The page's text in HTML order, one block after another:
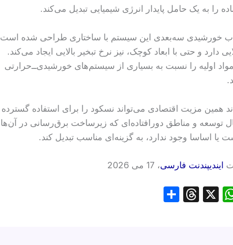
را به یک حامل پایدار انرژی شیمیایی تبدیل می‌کند.
خورشیدی سه‌بعدی این سیستم با ساختاری طراحی شده است
دارد و حتی با ابعاد کوچک، نیز نرخ تبخیر بالایی ایجاد می‌کند.
اولیه را نسبت به بسیاری از سیستم‌های خورشیدی‌‌ــ‌‌حرارتی
همین مزیت اقتصادی می‌تواند نسکود را برای استفاده گسترده
توسعه و مناطق دورافتاده‌ای که زیرساخت برق‌رسانی در آن‌ها
یا اساسا وجود ندارد، به گزینه‌ای مناسب تبدیل کند.
ایندیپندنت فارسی، 17 می 2026
W
X
T